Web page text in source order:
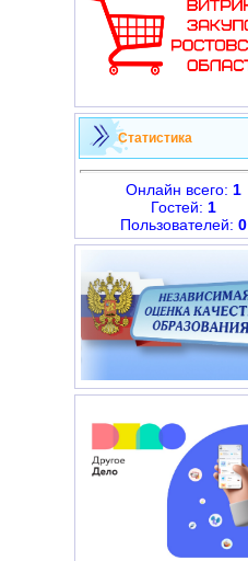
Статистика
Онлайн всего: 1
Гостей: 1
Пользователей: 0